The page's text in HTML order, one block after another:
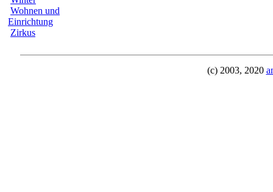
Wohnen und
Einrichtung
Zirkus
(c) 2003, 2020